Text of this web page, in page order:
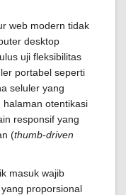
web modern tidak
desktop
uji fleksibilitas
portabel seperti
seluler yang
otentikasi
responsif yang
(thumb-driven
masuk wajib
proporsional